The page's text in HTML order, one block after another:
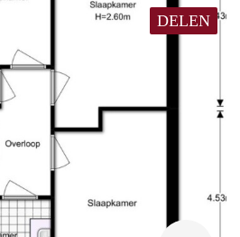
DELEN